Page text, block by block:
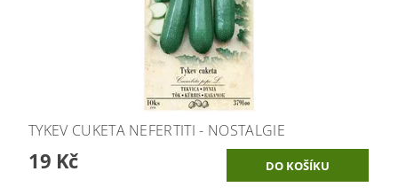
TYKEV CUKETA NEFERTITI - NOSTALGIE
19 Kč